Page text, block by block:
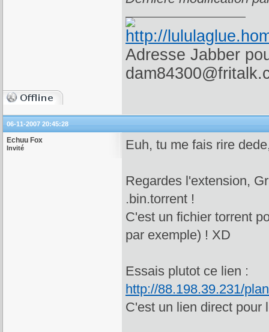
Adresse Jabber
06-11-2007 20:45:28
Echuu Fox
Invité Euh, tu me fais rire
Regardes l'extension,
.bin.torrent !
C'est un fichier torrent
par exemple) ! XD
Essais plutot ce lien :
http://88.198.39.231/
C'est un lien direct pour